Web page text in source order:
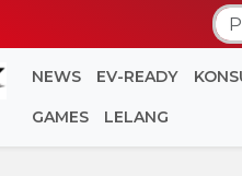
NEWS EV-READY
GAMES LELANG